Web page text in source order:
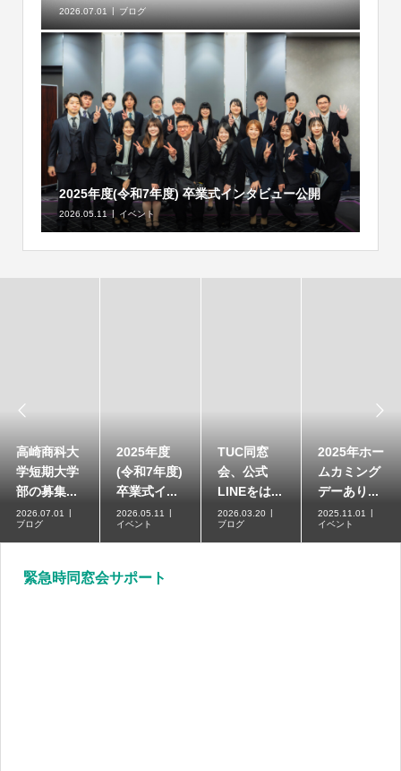
2026.07.01 ブログ
2025年度(令和7年度) 卒業式インタビュー公開
2026.05.11 イベント

高崎商科大
学短期大学
部の募集...
2026.07.01
ブログ
2025年度
(令和7年度)
卒業式イ...
2026.05.11
イベント
TUC同窓
会、公式
LINEをは...
2026.03.20
ブログ
2025年ホー
ムカミング
デーあり...
2025.11.01
イベント

緊急時同窓会サポート